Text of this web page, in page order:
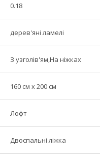
0.18
дерев'яні ламелі
З узголів'ям,На ніжках
160 см x 200 см
Лофт
Двоспальні ліжка